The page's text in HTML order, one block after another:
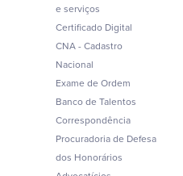
e serviços
Certificado Digital
CNA - Cadastro
Nacional
Exame de Ordem
Banco de Talentos
Correspondência
Procuradoria de Defesa
dos Honorários